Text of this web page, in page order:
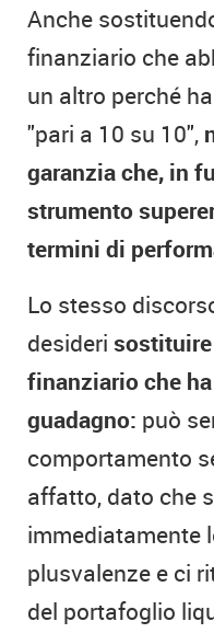
Anche
finanziario che
un altro perché
"pari a 10 su 10",
garanzia che, in
strumento
termini di
Lo stesso
desideri
finanziario che
guadagno: può
comportamento
affatto, dato che
immediatamente
plusvalenze e ci
del portafoglio